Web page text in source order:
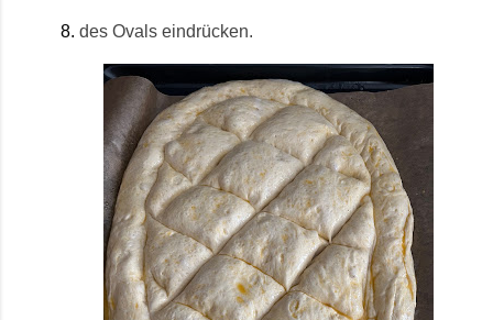
des Ovals eindrücken.